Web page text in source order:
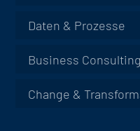
Daten & Prozesse
Business
Change &